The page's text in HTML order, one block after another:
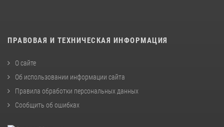
ПРАВОВАЯ И ТЕХНИЧЕСКАЯ ИНФОРМАЦИЯ
О сайте
Об использовании информации сайта
Правила обработки персональных данных
Сообщить об ошибках